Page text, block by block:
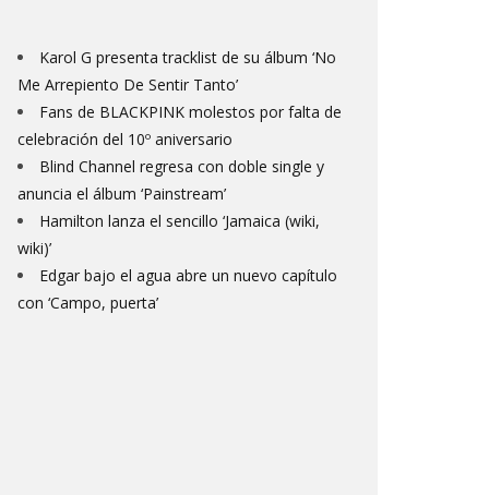
Karol G presenta tracklist de su álbum ‘No
Me Arrepiento De Sentir Tanto’
Fans de BLACKPINK molestos por falta de
celebración del 10º aniversario
Blind Channel regresa con doble single y
anuncia el álbum ‘Painstream’
Hamilton lanza el sencillo ‘Jamaica (wiki,
wiki)’
Edgar bajo el agua abre un nuevo capítulo
con ‘Campo, puerta’